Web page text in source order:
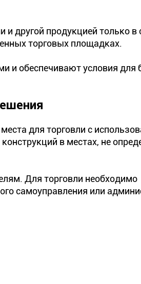
другой продукцией только в
торговых площадках.
и обеспечивают условия для
для торговли с
в местах, не
Для торговли необходимо
самоуправления или